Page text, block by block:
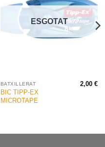
ESGOTAT
BATXILLERAT
BIC TIPP-EX
MICROTAPE
2,00€